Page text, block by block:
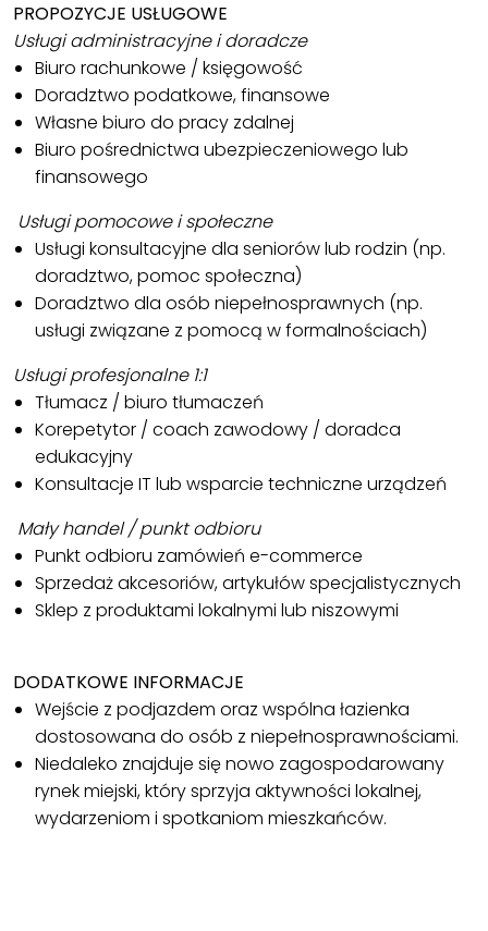
PROPOZYCJE USŁUGOWE
Usługi administracyjne i doradcze
Biuro rachunkowe / księgowość
Doradztwo podatkowe, finansowe
Własne biuro do pracy zdalnej
Biuro pośrednictwa ubezpieczeniowego lub
finansowego
Usługi pomocowe i społeczne
Usługi konsultacyjne dla seniorów lub rodzin (np.
doradztwo, pomoc społeczna)
Doradztwo dla osób niepełnosprawnych (np.
usługi związane z pomocą w formalnościach)
Usługi profesjonalne 1:1
Tłumacz / biuro tłumaczeń
Korepetytor / coach zawodowy / doradca
edukacyjny
Konsultacje IT lub wsparcie techniczne urządzeń
Mały handel / punkt odbioru
Punkt odbioru zamówień e-commerce
Sprzedaż akcesoriów, artykułów specjalistycznych
Sklep z produktami lokalnymi lub niszowymi
DODATKOWE INFORMACJE
Wejście z podjazdem oraz wspólna łazienka
dostosowana do osób z niepełnosprawnościami.
Niedaleko znajduje się nowo zagospodarowany
rynek miejski, który sprzyja aktywności lokalnej,
wydarzeniom i spotkaniom mieszkańców.